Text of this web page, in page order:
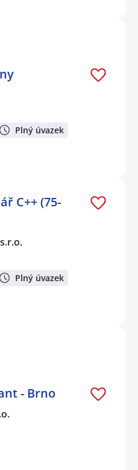
Plný úvazek
C++ (75-
Plný úvazek
- Brno